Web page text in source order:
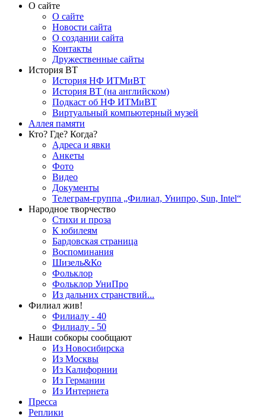
О сайте
О сайте
Новости сайта
О создании сайта
Контакты
Дружественные сайты
История ВТ
История НФ ИТМиВТ
История ВТ (на английском)
Подкаст об НФ ИТМиВТ
Виртуальный компьютерный музей
Аллея памяти
Кто? Где? Когда?
Адреса и явки
Анкеты
Фото
Видео
Документы
Телеграм-группа „Филиал, Унипро, Sun, Intel“
Народное творчество
Стихи и проза
К юбилеям
Бардовская страница
Воспоминания
Шизель&Ко
Фольклор
Фольклор УниПро
Из дальних странствий...
Филиал жив!
Филиалу - 40
Филиалу - 50
Наши собкоры сообщают
Из Новосибирска
Из Москвы
Из Калифорнии
Из Германии
Из Интернета
Пресса
Реплики